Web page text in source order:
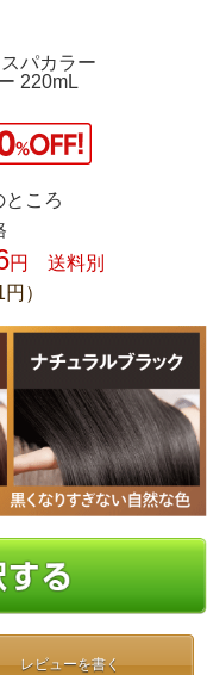
パカラー
220mL
ところ
円 送料別
）
レビューを書く